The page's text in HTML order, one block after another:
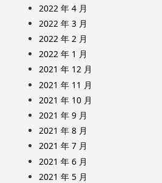
2022 年 4 月
2022 年 3 月
2022 年 2 月
2022 年 1 月
2021 年 12 月
2021 年 11 月
2021 年 10 月
2021 年 9 月
2021 年 8 月
2021 年 7 月
2021 年 6 月
2021 年 5 月